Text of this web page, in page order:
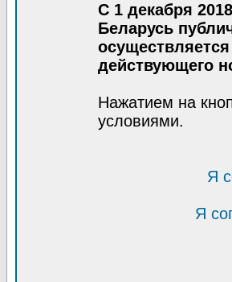
С 1 декабря
Беларусь
действующего
Нажатием на
условиями.
Я
Я